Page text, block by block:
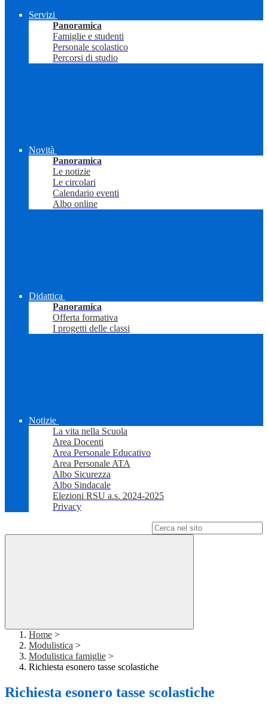
Servizi
Panoramica
Famiglie e studenti
Personale scolastico
Percorsi di studio
Novità
Panoramica
Le notizie
Le circolari
Calendario eventi
Albo online
Didattica
Panoramica
Offerta formativa
I progetti delle classi
Notizie
La vita nella Scuola
Area Docenti
Area Personale Educativo
Area Personale ATA
Albo Sicurezza
Albo Sindacale
Elezioni RSU a.s. 2024-2025
Privacy
Home >
Modulistica >
Modulistica famiglie >
Richiesta esonero tasse scolastiche
Richiesta esonero tasse scolastiche